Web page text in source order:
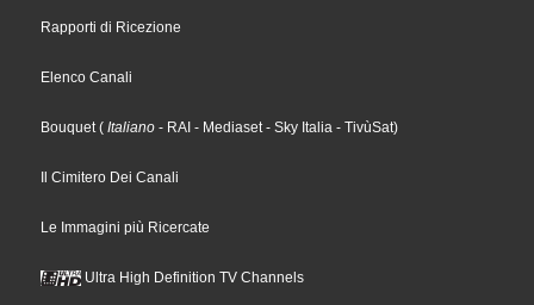
Rapporti di Ricezione
Elenco Canali
Bouquet( Italiano - RAI - Mediaset- Sky Italia - TivùSat)
Il Cimitero Dei Canali
Le Immagini più Ricercate
Ultra High Definition TV Channels